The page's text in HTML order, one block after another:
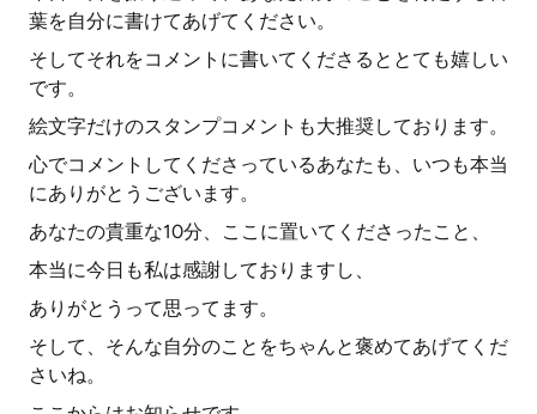
葉を自分に書けてあげてください。
そしてそれをコメントに書いてくださるととても嬉しい
です。
絵文字だけのスタンプコメントも大推奨しております。
心でコメントしてくださっているあなたも、いつも本当
にありがとうございます。
あなたの貴重な10分、ここに置いてくださったこと、
本当に今日も私は感謝しておりますし、
ありがとうって思ってます。
そして、そんな自分のことをちゃんと褒めてあげてくだ
さいね。